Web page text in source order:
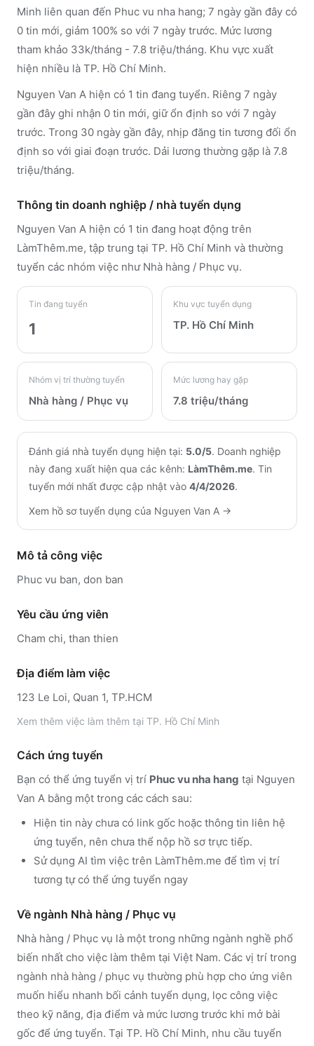
Minh liên quan đến Phuc vu nha hang; 7 ngày gần đây có
0 tin mới, giảm 100% so với 7 ngày trước. Mức lương
tham khảo 33k/tháng - 7.8 triệu/tháng. Khu vực xuất
hiện nhiều là TP. Hồ Chí Minh.
Nguyen Van A hiện có 1 tin đang tuyển. Riêng 7 ngày
gần đây ghi nhận 0 tin mới, giữ ổn định so với 7 ngày
trước. Trong 30 ngày gần đây, nhịp đăng tin tương đối ổn
định so với giai đoạn trước. Dải lương thường gặp là 7.8
triệu/tháng.
Thông tin doanh nghiệp / nhà tuyển dụng
Nguyen Van A hiện có 1 tin đang hoạt động trên
LàmThêm.me, tập trung tại TP. Hồ Chí Minh và thường
tuyển các nhóm việc như Nhà hàng / Phục vụ.
Tin đang tuyển
1
Khu vực tuyển dụng
TP. Hồ Chí Minh
Nhóm vị trí thường tuyển
Nhà hàng / Phục vụ
Mức lương hay gặp
7.8 triệu/tháng
Đánh giá nhà tuyển dụng hiện tại: 5.0/5. Doanh nghiệp
này đang xuất hiện qua các kênh: LàmThêm.me. Tin
tuyển mới nhất được cập nhật vào 4/4/2026.
Xem hồ sơ tuyển dụng của Nguyen Van A →
Mô tả công việc
Phuc vu ban, don ban
Yêu cầu ứng viên
Cham chi, than thien
Địa điểm làm việc
123 Le Loi, Quan 1, TP.HCM
Xem thêm việc làm thêm tại TP. Hồ Chí Minh
Cách ứng tuyển
Bạn có thể ứng tuyển vị trí Phuc vu nha hang tại Nguyen
Van A bằng một trong các cách sau:
Hiện tin này chưa có link gốc hoặc thông tin liên hệ
ứng tuyển, nên chưa thể nộp hồ sơ trực tiếp.
Sử dụng AI tìm việc trên LàmThêm.me để tìm vị trí
tương tự có thể ứng tuyển ngay
Về ngành Nhà hàng / Phục vụ
Nhà hàng / Phục vụ là một trong những ngành nghề phổ
biến nhất cho việc làm thêm tại Việt Nam. Các vị trí trong
ngành nhà hàng / phục vụ thường phù hợp cho ứng viên
muốn hiểu nhanh bối cảnh tuyển dụng, lọc công việc
theo kỹ năng, địa điểm và mức lương trước khi mở bài
gốc để ứng tuyển. Tại TP. Hồ Chí Minh, nhu cầu tuyển